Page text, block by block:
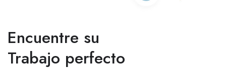
Encuentre su
Trabajo perfecto